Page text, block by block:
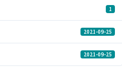
1
2021-09-25
2021-09-25